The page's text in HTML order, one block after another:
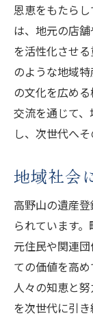
恩恵をもたら
は、地元の店
を活性化させ
のような地域
の文化を広め
交流を通じて
し、次世代へ
地域社会
高野山の遺産
られています
元住民や関連
ての価値を高
人々の知恵と
を次世代に引